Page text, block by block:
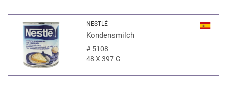
NESTLÉ
Kondensmilch
#5108
48 X 397 G